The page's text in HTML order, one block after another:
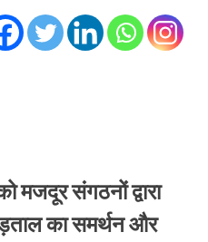
संगठनों द्वारा
का समर्थन और